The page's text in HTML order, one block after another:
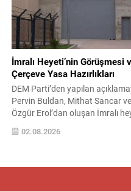
operasyonlara karşı bölgedeki
vatandaşlarını dikkatli olmaya...
İmralı Heyeti’nin Görüşmesi
Çerçeve Yasa Hazırlıkları
DEM Parti’den yapılan
Pervin Buldan, Mithat Sancar
Özgür Erol’dan oluşan İmralı
Abdullah Öcalan ile yaklaşık üç
süren bir görüşme gerçekleştirdi
02.08.2026